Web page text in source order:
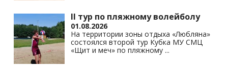
II тур по пляжному волейболу
01.08.2026
На территории зоны отдыха «Любляна»
состоялся второй тур Кубка МУ СМЦ
«Щит и меч» по пляжному ...